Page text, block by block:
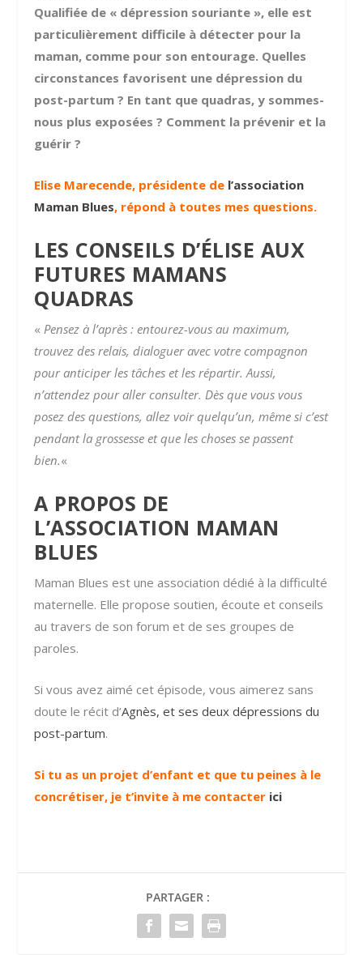
Qualifiée de « dépression souriante », elle est
particulièrement difficile à détecter pour la
maman, comme pour son entourage. Quelles
circonstances favorisent une dépression du
post-partum ? En tant que quadras, y sommes-
nous plus exposées ? Comment la prévenir et la
guérir ?
Elise Marecende, présidente de l’association
Maman Blues, répond à toutes mes questions.
LES CONSEILS D’ÉLISE AUX
FUTURES MAMANS
QUADRAS
« Pensez à l’après : entourez-vous au maximum,
trouvez des relais, dialoguer avec votre compagnon
pour anticiper les tâches et les répartir. Aussi,
n’attendez pour aller consulter. Dès que vous vous
posez des questions, allez voir quelqu’un, même si c’est
pendant la grossesse et que les choses se passent
bien.«
A PROPOS DE
L’ASSOCIATION MAMAN
BLUES
Maman Blues est une association dédié à la difficulté
maternelle. Elle propose soutien, écoute et conseils
au travers de son forum et de ses groupes de
paroles.
Si vous avez aimé cet épisode, vous aimerez sans
doute le récit d’Agnès, et ses deux dépressions du
post-partum.
Si tu as un projet d’enfant et que tu peines à le
concrétiser, je t’invite à me contacter ici
PARTAGER :